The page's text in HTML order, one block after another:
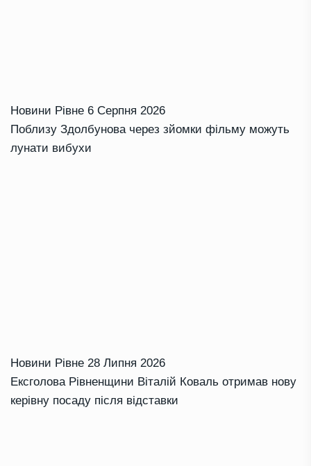
Новини Рівне 6 Серпня 2026
Поблизу Здолбунова через зйомки фільму можуть
лунати вибухи
Новини Рівне 28 Липня 2026
Ексголова Рівненщини Віталій Коваль отримав нову
керівну посаду після відставки